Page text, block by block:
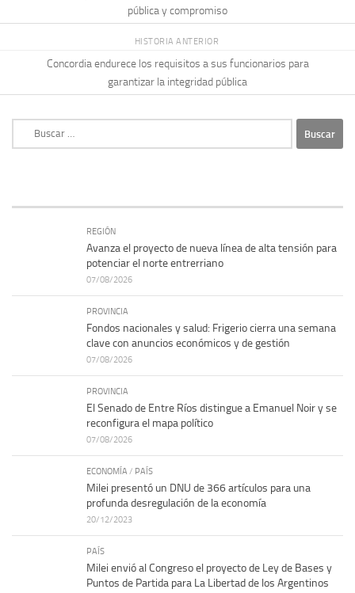
pública y compromiso
HISTORIA ANTERIOR
Concordia endurece los requisitos a sus funcionarios para
garantizar la integridad pública
REGIÓN
Avanza el proyecto de nueva línea de alta tensión para
potenciar el norte entrerriano
07/08/2026
PROVINCIA
Fondos nacionales y salud: Frigerio cierra una semana
clave con anuncios económicos y de gestión
07/08/2026
PROVINCIA
El Senado de Entre Ríos distingue a Emanuel Noir y se
reconfigura el mapa político
07/08/2026
ECONOMÍA / PAÍS
Milei presentó un DNU de 366 artículos para una
profunda desregulación de la economía
20/12/2023
PAÍS
Milei envió al Congreso el proyecto de Ley de Bases y
Puntos de Partida para La Libertad de los Argentinos